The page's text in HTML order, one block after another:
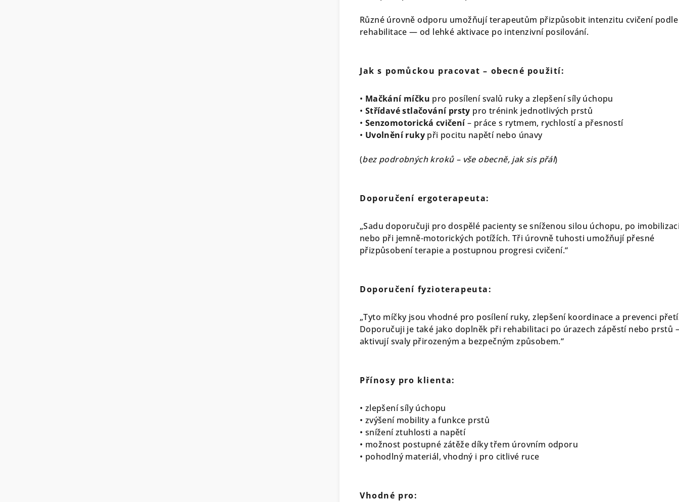
Různé úrovně odporu umožňují terapeutům přizpůsobit intenzitu cvičení
rehabilitace — od lehké aktivace po intenzivní posilování.
Jak s pomůckou pracovat – obecné použití:
• Mačkání míčku pro posílení svalů ruky a zlepšení síly úchopu
• Střídavé stlačování prsty pro trénink jednotlivých prstů
• Senzomotorická cvičení– práce s rytmem, rychlostí a přesností
• Uvolnění ruky při pocitu napětí nebo únavy
(bez podrobných kroků – vše obecně, jak sis přál)
Doporučení ergoterapeuta:
„Sadu doporučuji pro dospělé pacienty se sníženou silou úchopu, po
nebo při jemně-motorických potížích. Tři úrovně tuhosti umožňují přesné
přizpůsobení terapie a postupnou progresi cvičení.“
Doporučení fyzioterapeuta:
„Tyto míčky jsou vhodné pro posílení ruky, zlepšení koordinace a prevenci
Doporučuji je také jako doplněk při rehabilitaci po úrazech zápěstí nebo prstů
aktivují svaly přirozeným a bezpečným způsobem.“
Přínosy pro klienta:
• zlepšení síly úchopu
• zvýšení mobility a funkce prstů
• snížení ztuhlosti a napětí
• možnost postupné zátěže díky třem úrovním odporu
• pohodlný materiál, vhodný i pro citlivé ruce
Vhodné pro: